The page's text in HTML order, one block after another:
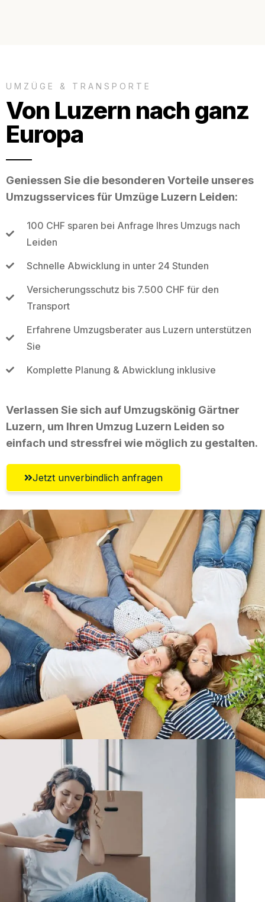
UMZÜGE & TRANSPORTE
Von Luzern nach ganz
Europa
Geniessen Sie die besonderen Vorteile unseres
Umzugsservices für Umzüge Luzern Leiden:
100 CHF sparen bei Anfrage Ihres Umzugs nach
Leiden
Schnelle Abwicklung in unter 24 Stunden
Versicherungsschutz bis 7.500 CHF für den
Transport
Erfahrene Umzugsberater aus Luzern unterstützen
Sie
Komplette Planung & Abwicklung inklusive
Verlassen Sie sich auf Umzugskönig Gärtner
Luzern, um Ihren Umzug Luzern Leiden so
einfach und stressfrei wie möglich zu gestalten.
Jetzt unverbindlich anfragen